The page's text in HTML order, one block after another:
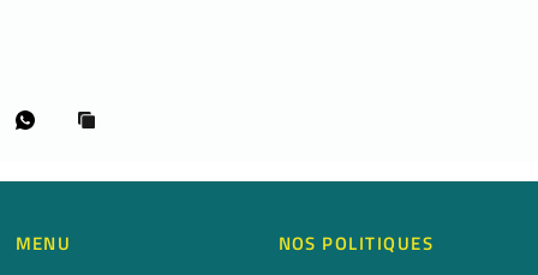
MENU NOS POLITIQUES